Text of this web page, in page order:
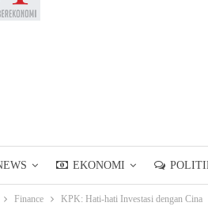
EKONOMI
ASIANPOSTTV
Finance KPK: Hati-hati Investasi dengan Cina